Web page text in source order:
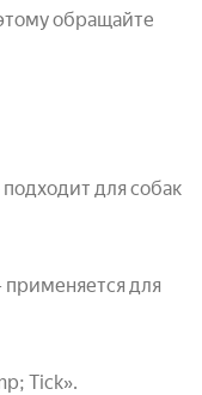
обращайте
для собак
для
Tick».